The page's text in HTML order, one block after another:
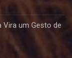
Vira um Gesto de